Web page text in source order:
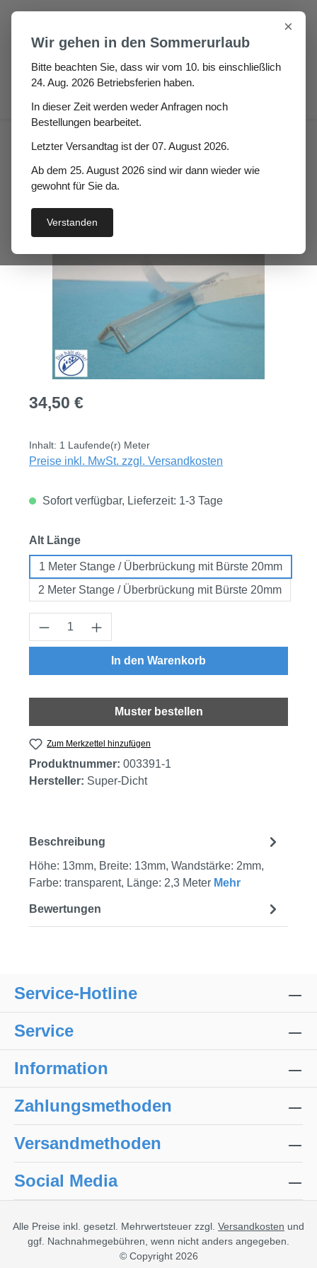
Zum Hauptinhalt springen
Eckkantenschutz Medosa
selbstklebend aussen
Bildergalerie überspringen
Regulärer Preis:
34,50 €
Inhalt: 1 Laufende(r) Meter
Preise inkl. MwSt. zzgl. Versandkosten
Sofort verfügbar, Lieferzeit: 1-3 Tage
Alt Längeauswählen
1 Meter Stange / Überbrückung mit Bürste 20mm
2 Meter Stange / Überbrückung mit Bürste 20mm
Produkt Anzahl: Gib den gewünschten
In den Warenkorb
Muster bestellen
Zum Merkzettel hinzufügen
Produktnummer: 003391-1
Hersteller: Super-Dicht
Beschreibung
Höhe: 13mm, Breite: 13mm, Wandstärke: 2mm,
Farbe: transparent, Länge: 2,3 Meter Mehr
Bewertungen
Service-Hotline
Service
Information
Zahlungsmethoden
Versandmethoden
Social Media
Alle Preise inkl. gesetzl. Mehrwertsteuer zzgl. Versandkosten und
ggf. Nachnahmegebühren, wenn nicht anders angegeben.
© Copyright 2026
×
Wir gehen in den Sommerurlaub
Bitte beachten Sie, dass wir vom 10. bis einschließlich
24. Aug. 2026 Betriebsferien haben.
In dieser Zeit werden weder Anfragen noch
Bestellungen bearbeitet.
Letzter Versandtag ist der 07. August 2026.
Ab dem 25. August 2026 sind wir dann wieder wie
gewohnt für Sie da.
Verstanden